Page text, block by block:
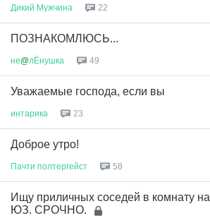
Дикий Мужчина 22
ПОЗНАКОМЛЮСЬ...
не@лЁнушка 49
Уважаемые господа, если вы
интарика 23
Доброе утро!
Пачти полтергейст 58
Ищу приличных соседей в комнату на
ЮЗ. СРОЧНО.